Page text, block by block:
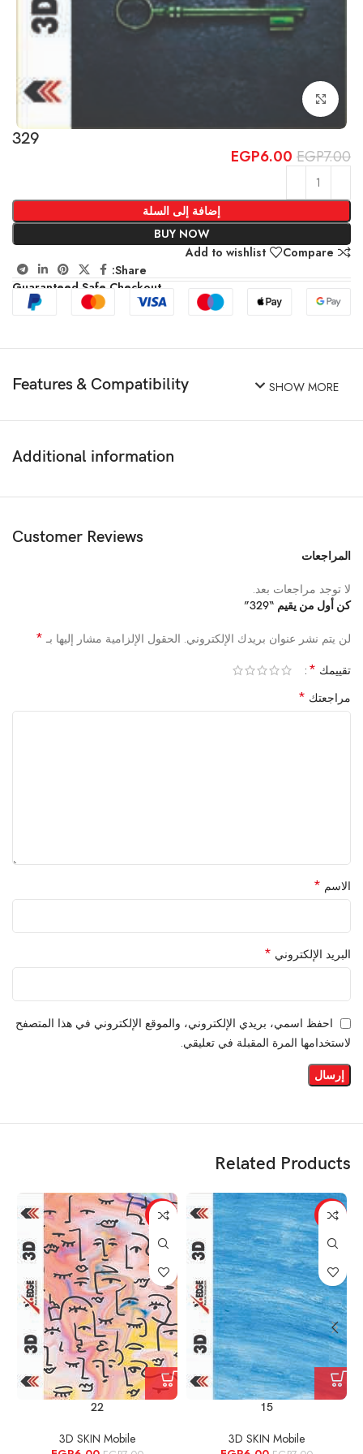
Click to enlarge
329
EGP7.00
EGP6.00
إضافة إلى السلة
BUY NOW
Compare
Add to wishlist
Share:
Guaranteed Safe Checkout
Features & Compatibility SHOW MORE
Additional information
Customer Reviews
المراجعات
لا توجد مراجعات بعد.
كن أول من يقيم “329”
لن يتم نشر عنوان بريدك الإلكتروني. الحقول الإلزامية مشار إليها بـ *
تقييمك *
مراجعتك *
الاسم *
البريد الإلكتروني *
احفظ اسمي، بريدي الإلكتروني، والموقع الإلكتروني في هذا المتصفح
لاستخدامها المرة المقبلة في تعليقي.
Related Products
-14%
15
3D SKIN Mobile
-14%
22
3D SKIN Mobile